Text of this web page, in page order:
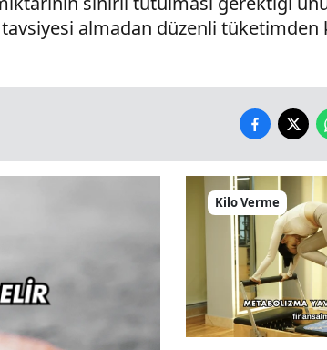
almadan düzenli tüketimden
Kilo Verme